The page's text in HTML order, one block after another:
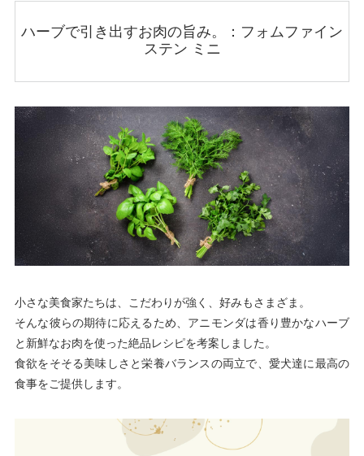
ハーブで引き出すお肉の旨み。：フォムファイン
ステン ミニ
小さな美食家たちは、こだわりが強く、好みもさまざま。
そんな彼らの期待に応えるため、アニモンダは香り豊かなハーブ
と新鮮なお肉を使った絶品レシピを考案しました。
食欲をそそる美味しさと栄養バランスの両立で、愛犬達に最高の
食事をご提供します。